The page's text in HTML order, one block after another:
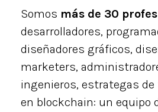
Somos más de 30
desarrolladores,
diseñadores gráficos,
marketers,
ingenieros, estrategas de
en blockchain: un equipo